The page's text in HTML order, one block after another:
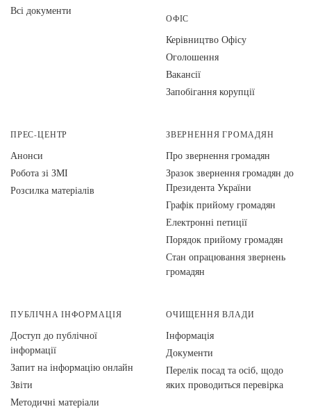
Всі документи
ОФІС
Керівництво Офісу
Оголошення
Вакансії
Запобігання корупції
ПРЕС-ЦЕНТР
Анонси
Робота зі ЗМІ
Розсилка матеріалів
ЗВЕРНЕННЯ ГРОМАДЯН
Про звернення громадян
Зразок звернення громадян до
Президента України
Графік прийому громадян
Електронні петиції
Порядок прийому громадян
Стан опрацювання звернень
громадян
ПУБЛІЧНА ІНФОРМАЦІЯ
Доступ до публічної
інформації
Запит на інформацію онлайн
Звіти
Методичні матеріали
ОЧИЩЕННЯ ВЛАДИ
Інформація
Документи
Перелік посад та осіб, щодо
яких проводиться перевірка